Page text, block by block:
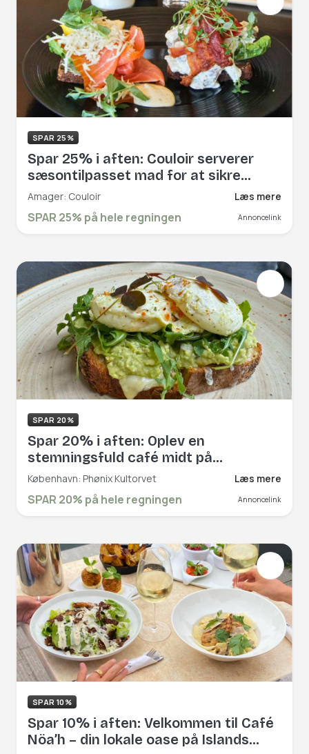
SPAR 25%
Spar 25% i aften: Couloir serverer
sæsontilpasset mad for at sikre
friske råvarer, og den bedste
smagsoplevelse. Slå dig løs i deres
velsmagende brunch, frokost og
på hele regningen!
Amager: Couloir Læs mere
SPAR 25% på hele regningen Annoncelink
SPAR 20%
Spar 20% i aften: Oplev en
stemningsfuld café midt på
Kultorvet, hvor brødrene Nesset og
Seavet byder jer velkommen til lækre
caféklassikere og afslapning i det
skinner, og når varmelamperne
tændes. Book hér og få rabat på hele
regningen!
København: Phønix Kultorvet Læs mere
SPAR 20% på hele regningen Annoncelink
SPAR 10%
Spar 10% i aften: Velkommen til Café
Nöa’h – din lokale oase på Islands